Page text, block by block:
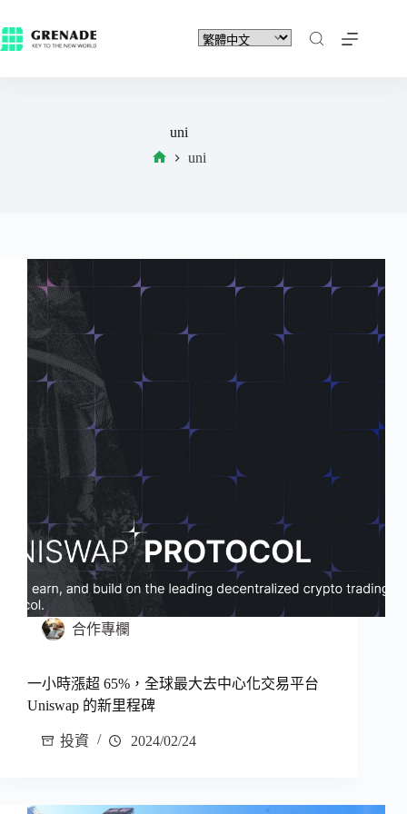
uni
uni
合作專欄
一小時漲超 65%，全球最大去中心化交易平台
Uniswap 的新里程碑
投資 2024/02/24